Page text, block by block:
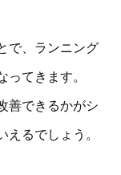
で、ランニング
ってきます。
善できるかがシ
えるでしょう。